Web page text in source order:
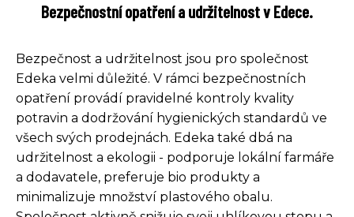
Bezpečnostní opatření a udržitelnost v Edece.
Bezpečnost a udržitelnost jsou pro společnost
Edeka velmi důležité. V rámci bezpečnostních
opatření provádí pravidelné kontroly kvality
potravin a dodržování hygienických standardů ve
všech svých prodejnách. Edeka také dbá na
udržitelnost a ekologii - podporuje lokální farmáře
a dodavatele, preferuje bio produkty a
minimalizuje množství plastového obalu.